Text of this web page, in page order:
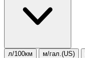
л/100км м/гал.(US)